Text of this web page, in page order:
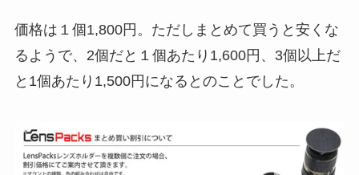
価格は１個1,800円。ただしまとめて買うと安くな
るようで、2個だと１個あたり1,600円、3個以上だ
と1個あたり1,500円になるとのことでした。